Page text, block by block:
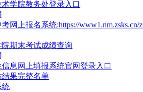
学院教务处登录入口
网上报名系统:https://www1.nm.zsks.cn/
期末考试成绩查询
信息网上填报系统官网登录入口
果完整名单
统